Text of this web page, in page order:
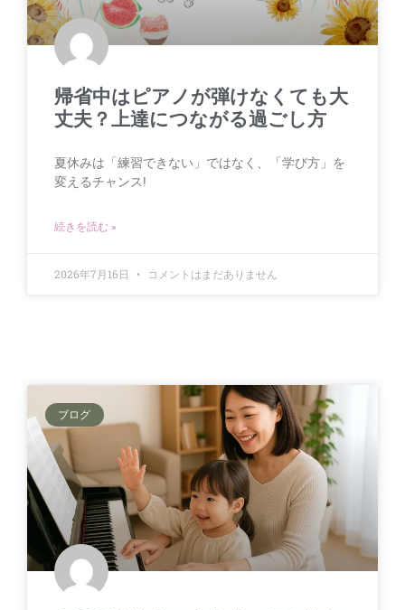
帰省中はピアノが弾けなくても大
丈夫？上達につながる過ごし方
夏休みは「練習できない」ではなく、「学び方」を
変えるチャンス!
続きを読む »
2026年7月16日 コメントはまだありません
ブログ